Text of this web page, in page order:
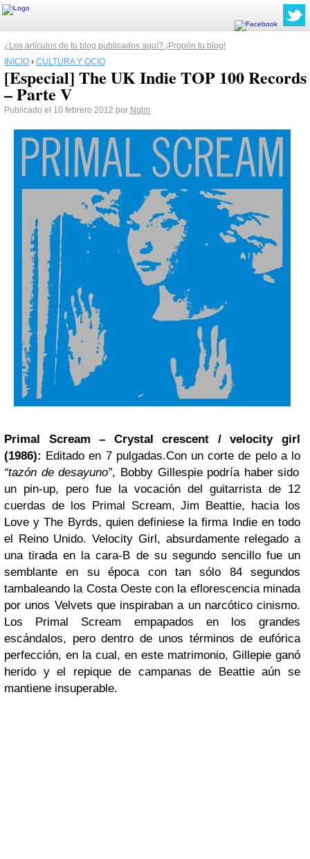
¿Los artículos de tu blog publicados aquí? ¡Propón tu blog!
INICIO › CULTURA Y OCIO
[Especial] The UK Indie TOP 100 Records
– Parte V
Publicado el 10 febrero 2012 por Nglm
Primal Scream – Crystal crescent / velocity girl
(1986): Editado en 7 pulgadas.Con un corte de pelo a lo
“tazón de desayuno”, Bobby Gillespie podría haber sido
un pin-up, pero fue la vocación del guitarrista de 12
cuerdas de los Primal Scream, Jim Beattie, hacia los
Love y The Byrds, quien definiese la firma Indie en todo
el Reino Unido. Velocity Girl, absurdamente relegado a
una tirada en la cara-B de su segundo sencillo fue un
semblante en su época con tan sólo 84 segundos
tambaleando la Costa Oeste con la eflorescencia minada
por unos Velvets que inspiraban a un narcótico cinismo.
Los Primal Scream empapados en los grandes
escándalos, pero dentro de unos términos de eufórica
perfección, en la cual, en este matrimonio, Gillepie ganó
herido y el repique de campanas de Beattie aún se
mantiene insuperable.